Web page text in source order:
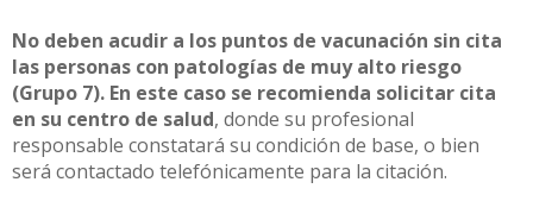
No deben acudir a los puntos de vacunación sin cita
las personas con patologías de muy alto riesgo
(Grupo 7). En este caso se recomienda solicitar cita
en su centro de salud, donde su profesional
responsable constatará su condición de base, o bien
será contactado telefónicamente para la citación.